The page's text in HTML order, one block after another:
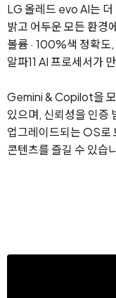
LG 올레드 evo AI는 더
밝고 어두운 모든 환경
볼륨 · 100%색 정확도
알파11 AI 프로세서가
Gemini & Copilot을 모
있으며, 신뢰성을 인증
업그레이드되는 OS로
콘텐츠를 즐길 수 있습